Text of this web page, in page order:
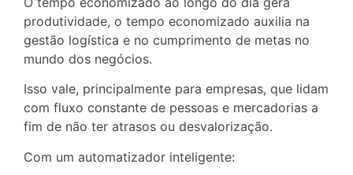
produtividade, o tempo economizado auxilia na
gestão logística e no cumprimento de metas no
mundo dos negócios.
Isso vale, principalmente para empresas, que lidam
com fluxo constante de pessoas e mercadorias a
fim de não ter atrasos ou desvalorização.
Com um automatizador inteligente: